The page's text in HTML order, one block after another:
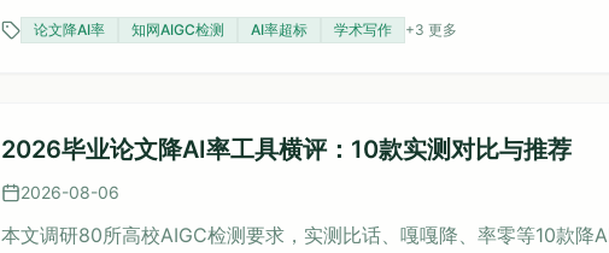
校所用检测平台选择工具、识别套壳软件、以及计算综合成本。最终通
降至3%，并附有实操建议。
论文降AI率 知网AIGC检测 AI率超标 学术写作 +3 更多
2026毕业论文降AI率工具横评：10款实测对比与推荐
2026-08-06
本文调研80所高校AIGC检测要求，实测比话、嘎嘎降、率零等10款降